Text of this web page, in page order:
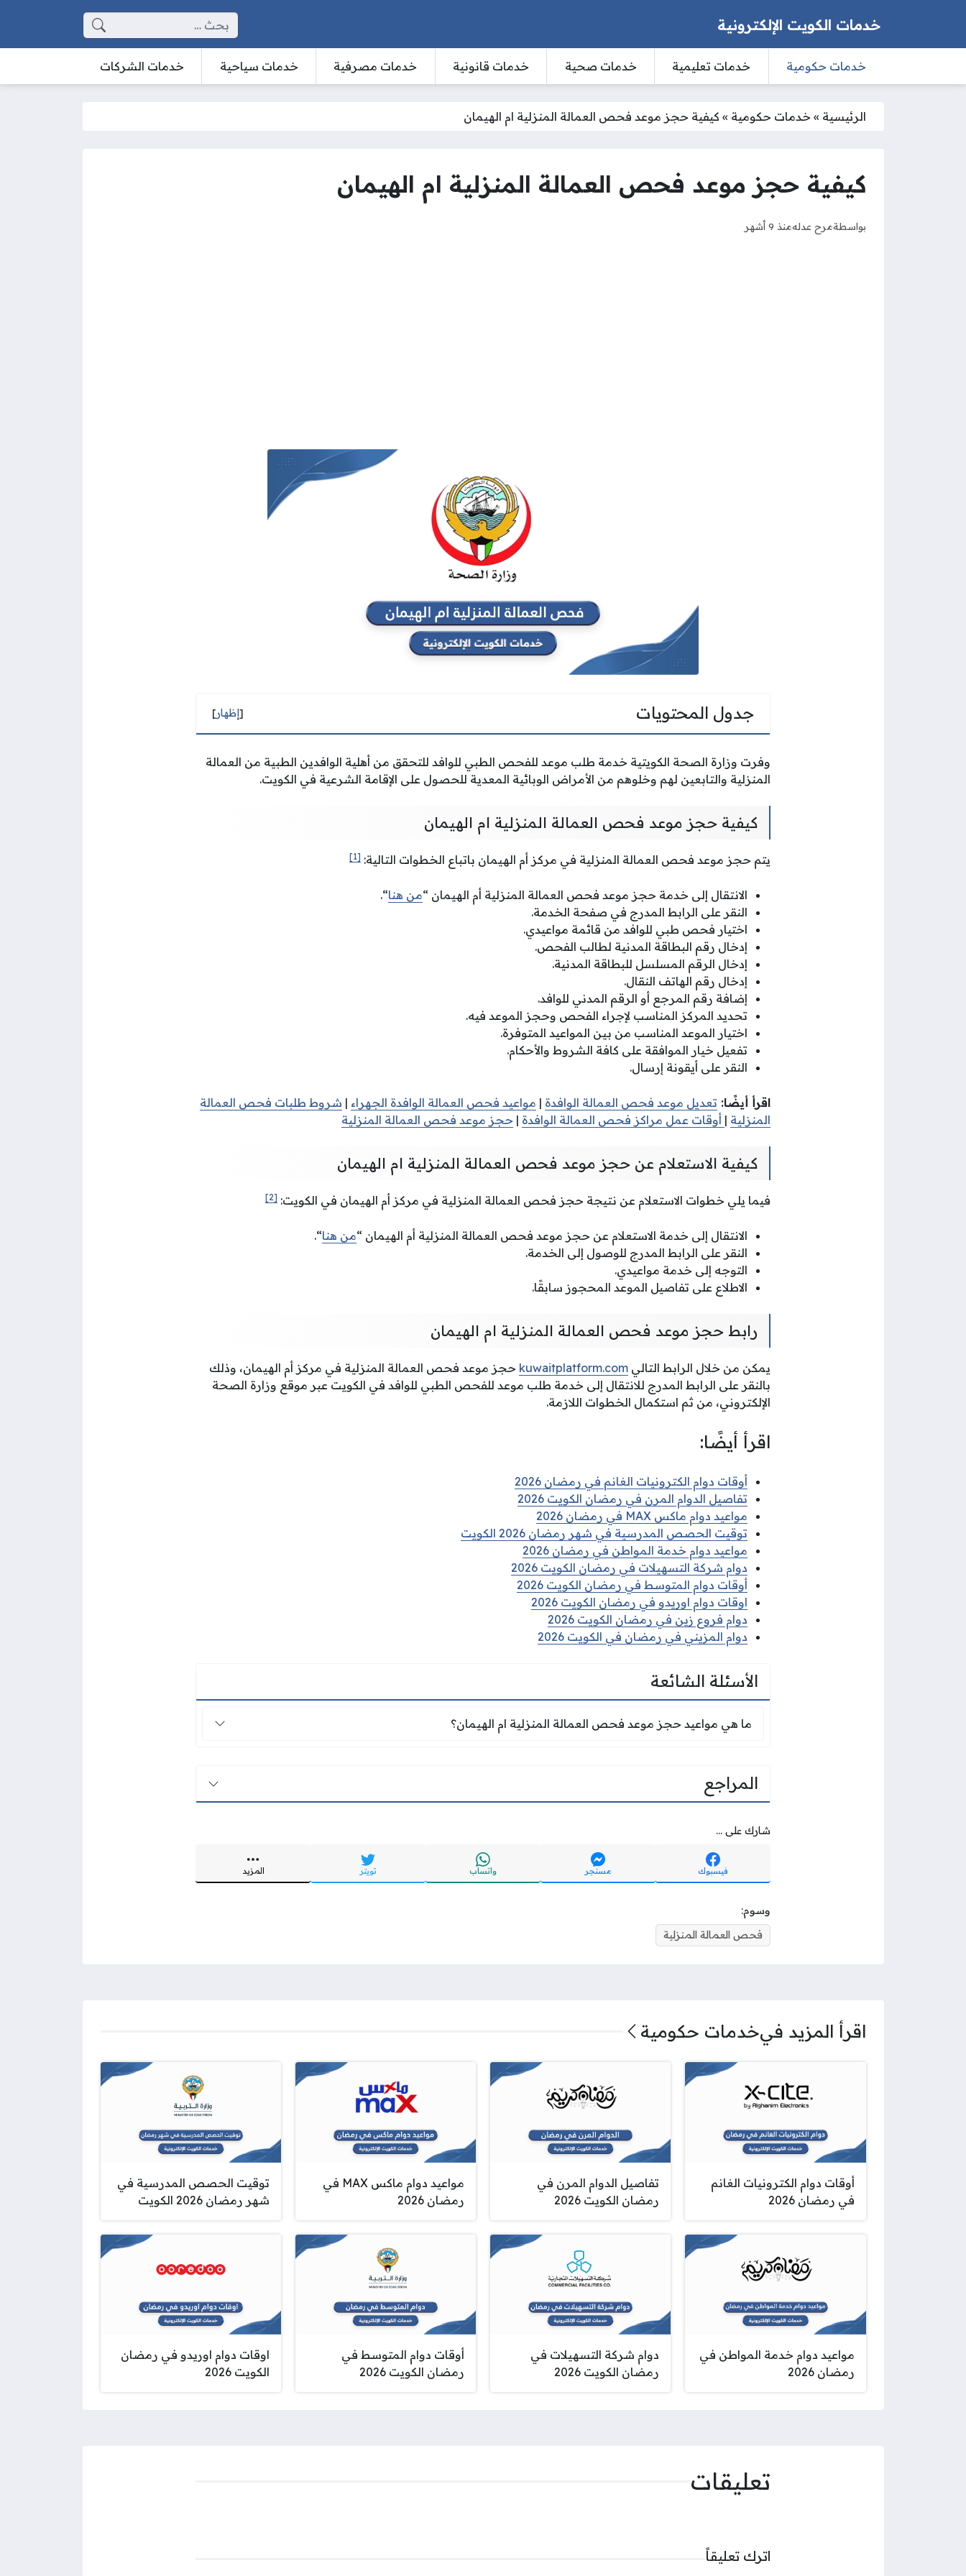
خدمات الكويت الإلكترونية البحث عن:
خدمات حكومية خدمات تعليمية خدمات صحية خدمات قانونية خدمات مصرفية خدمات سياحية خدمات الشركات
الرئيسية » خدمات حكومية » كيفية حجز موعد فحص العمالة المنزلية ام الهيمان
كيفية حجز موعد فحص العمالة المنزلية ام الهيمان
بواسطةمرح عدلهمنذ 9 أشهر
جدول المحتويات [إظهار]
وفرت وزارة الصحة الكويتية خدمة طلب موعد للفحص الطبي للوافد للتحقق من أهلية الوافدين الطبية من العمالة
المنزلية والتابعين لهم وخلوهم من الأمراض الوبائية المعدية للحصول على الإقامة الشرعية في الكويت.
كيفية حجز موعد فحص العمالة المنزلية ام الهيمان
يتم حجز موعد فحص العمالة المنزلية في مركز أم الهيمان باتباع الخطوات التالية: [1]
الانتقال إلى خدمة حجز موعد فحص العمالة المنزلية أم الهيمان “من هنا“.
النقر على الرابط المدرج في صفحة الخدمة.
اختيار فحص طبي للوافد من قائمة مواعيدي.
إدخال رقم البطاقة المدنية لطالب الفحص.
إدخال الرقم المسلسل للبطاقة المدنية.
إدخال رقم الهاتف النقال.
إضافة رقم المرجع أو الرقم المدني للوافد.
تحديد المركز المناسب لإجراء الفحص وحجز الموعد فيه.
اختيار الموعد المناسب من بين المواعيد المتوفرة.
تفعيل خيار الموافقة على كافة الشروط والأحكام.
النقر على أيقونة إرسال.
اقرأ أيضًا: تعديل موعد فحص العمالة الوافدة | مواعيد فحص العمالة الوافدة الجهراء | شروط طلبات فحص العمالة
المنزلية | أوقات عمل مراكز فحص العمالة الوافدة | حجز موعد فحص العمالة المنزلية
كيفية الاستعلام عن حجز موعد فحص العمالة المنزلية ام الهيمان
فيما يلي خطوات الاستعلام عن نتيجة حجز فحص العمالة المنزلية في مركز أم الهيمان في الكويت: [2]
الانتقال إلى خدمة الاستعلام عن حجز موعد فحص العمالة المنزلية أم الهيمان “من هنا“.
النقر على الرابط المدرج للوصول إلى الخدمة.
التوجه إلى خدمة مواعيدي.
الاطلاع على تفاصيل الموعد المحجوز سابقًا.
رابط حجز موعد فحص العمالة المنزلية ام الهيمان
يمكن من خلال الرابط التالي kuwaitplatform.com حجز موعد فحص العمالة المنزلية في مركز أم الهيمان، وذلك
بالنقر على الرابط المدرج للانتقال إلى خدمة طلب موعد للفحص الطبي للوافد في الكويت عبر موقع وزارة الصحة
الإلكتروني، من ثم استكمال الخطوات اللازمة.
اقرأ أيضًا:
أوقات دوام الكترونيات الغانم في رمضان 2026
تفاصيل الدوام المرن في رمضان الكويت 2026
مواعيد دوام ماكس MAX في رمضان 2026
توقيت الحصص المدرسية في شهر رمضان 2026 الكويت
مواعيد دوام خدمة المواطن في رمضان 2026
دوام شركة التسهيلات في رمضان الكويت 2026
أوقات دوام المتوسط في رمضان الكويت 2026
اوقات دوام اوريدو في رمضان الكويت 2026
دوام فروع زين في رمضان الكويت 2026
دوام المزيني في رمضان في الكويت 2026
الأسئلة الشائعة
ما هي مواعيد حجز موعد فحص العمالة المنزلية ام الهيمان؟
ما هي مواعيد حجز موعد فحص العمالة المنزلية ام الهيمان؟
المراجع
شارك على ...
فيسبوك مسنجر واتساب تويتر المزيد
وسوم:
فحص العمالة المنزلية
اقرأ المزيد فيخدمات حكومية
أوقات دوام الكترونيات الغانم
في رمضان 2026
تفاصيل الدوام المرن في
رمضان الكويت 2026
مواعيد دوام ماكس MAX في
رمضان 2026
توقيت الحصص المدرسية في
شهر رمضان 2026 الكويت
مواعيد دوام خدمة المواطن في
رمضان 2026
دوام شركة التسهيلات في
رمضان الكويت 2026
أوقات دوام المتوسط في
رمضان الكويت 2026
اوقات دوام اوريدو في رمضان
الكويت 2026
تعليقات
اترك تعليقاً